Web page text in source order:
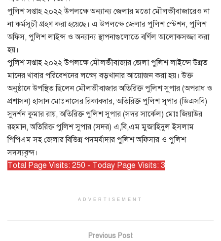
পুলিশ সপ্তাহ ২০২২ উপলক্ষে অন্যান্য জেলার মতো মৌলভীবাজারেও না
না কর্মসূচী গ্রহণ করা হয়েছে। এ উপলক্ষে জেলার পুলিশ স্টেশন, পুলিশ
অফিস, পুলিশ লাইন্স ও অন্যান্য স্থাপনাগুলোতে বর্ণিল আলোকসজ্জা করা
হয়।
পুলিশ সপ্তাহ ২০২২ উপলক্ষে মৌলভীবাজার জেলা পুলিশ লাইন্সে উন্নত
মানের খাবার পরিবেশনের লক্ষ্যে বড়খানার আয়োজন করা হয়। উক্ত
অনুষ্ঠানে উপস্থিত ছিলেন মৌলভীবাজার অতিরিক্ত পুলিশ সুপার (অপরাধ ও
প্রশাসন) হাসান মোঃ নাসের রিকাবদার, অতিরিক্ত পুলিশ সুপার (ডিএসবি)
সুদর্শন কুমার রায়, অতিরিক্ত পুলিশ সুপার (সদর সার্কেল) মোঃ জিয়াউর
রহমান, অতিরিক্ত পুলিশ সুপার (সদর) এ,বি,এম মুজাহিদুল ইসলাম
পিপিএম সহ জেলার বিভিন্ন পদমর্যাদার পুলিশ অফিসার ও পুলিশ
সদস্যবৃন্দ।
Total Page Visits: 250 - Today Page Visits: 3
ADVERTISEMENT
Previous Post